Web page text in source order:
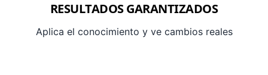
RESULTADOS GARANTIZADOS
Aplica el conocimiento y ve cambios reales